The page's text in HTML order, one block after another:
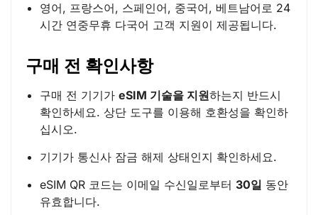
영어, 프랑스어, 스페인어, 중국어, 베트남어로 24
시간 연중무휴 다국어 고객 지원이 제공됩니다.
구매 전 확인사항
구매 전 기기가 eSIM 기술을 지원하는지 반드시
확인하세요. 상단 도구를 이용해 호환성을 확인하
십시오.
기기가 통신사 잠금 해제 상태인지 확인하세요.
eSIM QR 코드는 이메일 수신일로부터 30일 동안
유효합니다.